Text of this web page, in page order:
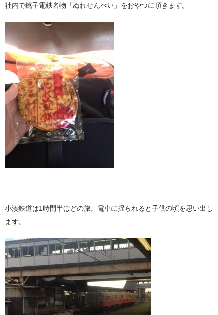
社内で銚子電鉄名物「ぬれせんべい」をおやつに頂きます。
小湊鉄道は1時間半ほどの旅。電車に揺られると子供の頃を思い出し
ます。